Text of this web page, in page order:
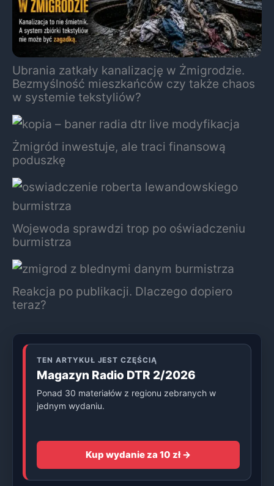
Ubrania zatkały kanalizację w Żmigrodzie.
Bezmyślność mieszkańców czy także chaos
w systemie tekstyliów?
Żmigród inwestuje, ale traci finansową
poduszkę
Wojewoda sprawdzi trop po oświadczeniu
burmistrza
Reakcja po publikacji. Dlaczego dopiero
teraz?
TEN ARTYKUŁ JEST CZĘŚCIĄ
Magazyn Radio DTR 2/2026
Ponad 30 materiałów z regionu zebranych w
jednym wydaniu.
Kup wydanie za 10 zł →